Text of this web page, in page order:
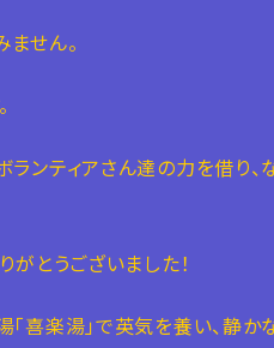
せん。
ンティアさん達の力を借り
がとうございました！
喜楽湯」で英気を養い、静か